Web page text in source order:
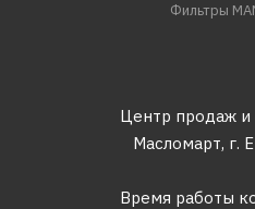
Фильтры
Центр продаж и
Масломарт, г.
Время работы